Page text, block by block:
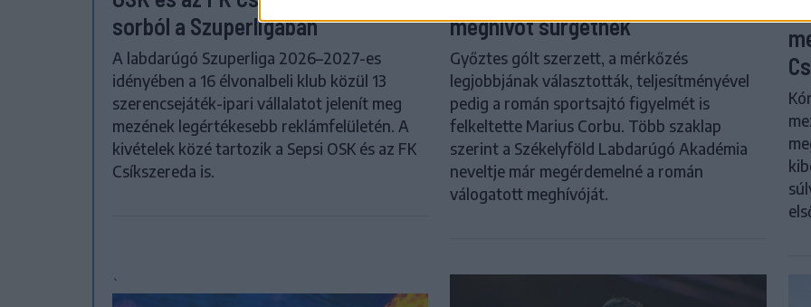
sorból a Szuperligában
A labdarúgó Szuperliga 2026–2027-es
idényében a 16 élvonalbeli klub közül 13
szerencsejáték-ipari vállalatot jelenít meg
mezének legértékesebb reklámfelületén. A
kivételek közé tartozik a Sepsi OSK és az FK
Csíkszereda is.
meghívót sürgetnek
Győztes gólt szerzett, a mérkőzés
legjobbjának választották, teljesítményével
pedig a román sportsajtó figyelmét is
felkeltette Marius Corbu. Több szaklap
szerint a Székelyföld Labdarúgó Akadémia
neveltje már megérdemelné a román
válogatott meghívóját.
`